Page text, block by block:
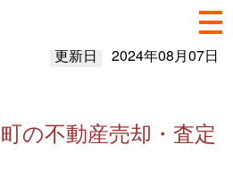
更新日 2024年08月07日
の不動産売却・査定